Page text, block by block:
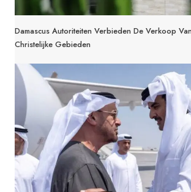
Damascus Autoriteiten Verbieden De Verkoop
Christelijke Gebieden